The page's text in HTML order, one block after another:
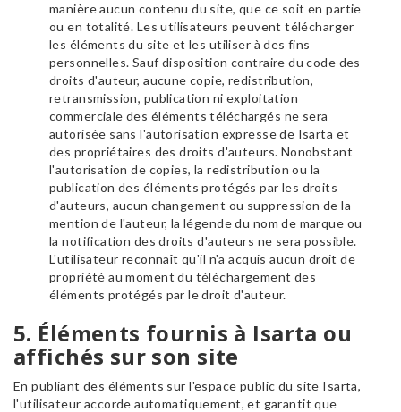
manière aucun contenu du site, que ce soit en partie
ou en totalité. Les utilisateurs peuvent télécharger
les éléments du site et les utiliser à des fins
personnelles. Sauf disposition contraire du code des
droits d'auteur, aucune copie, redistribution,
retransmission, publication ni exploitation
commerciale des éléments téléchargés ne sera
autorisée sans l'autorisation expresse de Isarta et
des propriétaires des droits d'auteurs. Nonobstant
l'autorisation de copies, la redistribution ou la
publication des éléments protégés par les droits
d'auteurs, aucun changement ou suppression de la
mention de l'auteur, la légende du nom de marque ou
la notification des droits d'auteurs ne sera possible.
L'utilisateur reconnaît qu'il n'a acquis aucun droit de
propriété au moment du téléchargement des
éléments protégés par le droit d'auteur.
5. Éléments fournis à Isarta ou
affichés sur son site
En publiant des éléments sur l'espace public du site Isarta,
l'utilisateur accorde automatiquement, et garantit que